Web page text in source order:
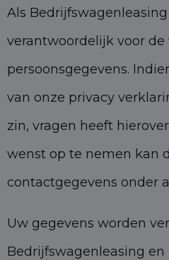
Als
verantwoordelijk voor
persoonsgegevens.
van onze privacy
zin, vragen heeft
wenst op te nemen kan
contactgegevens onder
Uw gegevens worden
Bedrijfswagenleasing en